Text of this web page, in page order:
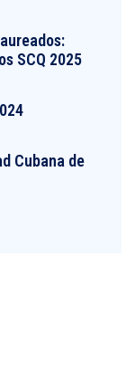
SCQ 2025
Cubana de